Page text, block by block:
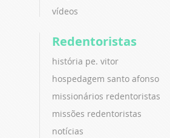
vídeos
Redentoristas
história pe. vitor
hospedagem santo afonso
missionários redentoristas
missões redentoristas
notícias